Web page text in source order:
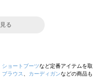
る
ショートブーツなど定番アイテムを取
ブラウス カーディガンなどの商品も